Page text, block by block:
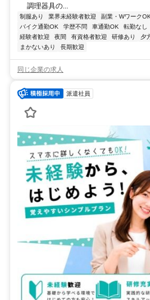
調理器具の...
制服あり 業界未経験者歓迎 副業・WワークOK
バイク通勤OK
学歴不問 車通勤OK 転勤なし
経験者歓迎
夜間 有資格者歓迎 研修あり 夕
まかないあり
長期歓迎
同じ企業の求人
派遣社員